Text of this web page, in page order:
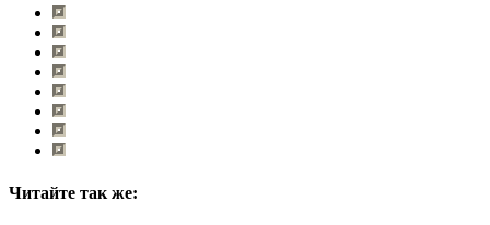
Читайте так же: